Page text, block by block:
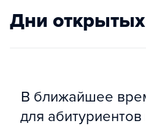
Дни
В ближайшее
для